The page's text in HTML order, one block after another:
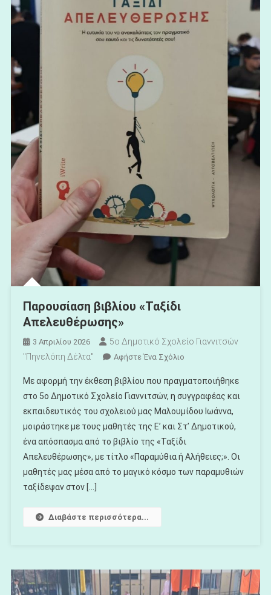
Παρουσίαση βιβλίου «Ταξίδι
Απελευθέρωσης»
3 Απριλίου 2026
5ο Δημοτικό Σχολείο Γιαννιτσών
"Πηνελόπη Δέλτα"
Αφήστε Ένα ΣχόλιοΓια
Παρουσίαση
Βιβλίου
«Ταξίδι
Απελευθέρωσης»
Με αφορμή την έκθεση βιβλίου που πραγματοποιήθηκε
στο 5ο Δημοτικό Σχολείο Γιαννιτσών, η συγγραφέας και
εκπαιδευτικός του σχολειού μας Μαλουμίδου Ιωάννα,
μοιράστηκε με τους μαθητές της Ε’ και Στ’ Δημοτικού,
ένα απόσπασμα από το βιβλίο της «Ταξίδι
Απελευθέρωσης», με τίτλο «Παραμύθια ή Αλήθειες;». Οι
μαθητές μας μέσα από το μαγικό κόσμο των παραμυθιών
ταξίδεψαν στον […]
Διαβάστε περισσότερα...